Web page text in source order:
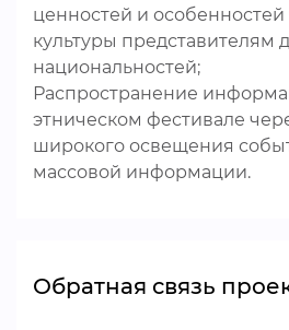
ценностей и
культуры представителям
национальностей;
Распространение
этническом фестивале
широкого освещения
массовой информации.
Обратная связь